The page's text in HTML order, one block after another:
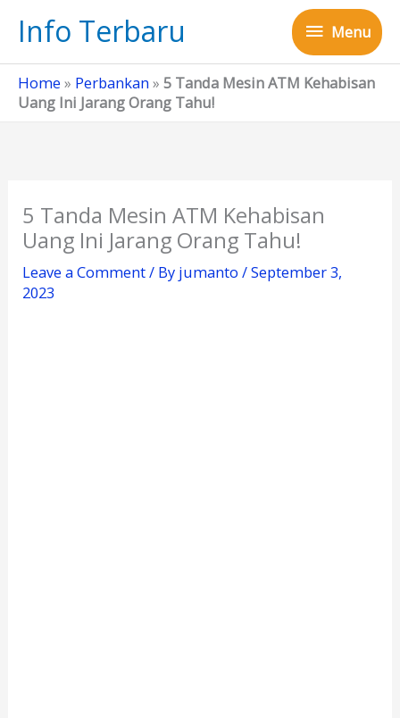
Info Terbaru Menu
Menu
Home » Perbankan» 5 Tanda Mesin ATM Kehabisan
Uang Ini Jarang Orang Tahu!
5 Tanda Mesin ATM Kehabisan
Uang Ini Jarang Orang Tahu!
Leave a Comment/ By jumanto/September 3,
2023